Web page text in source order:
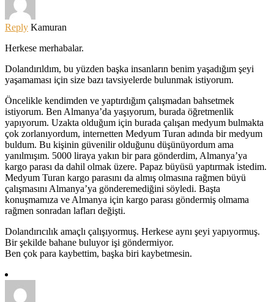
Reply Kamuran
Herkese merhabalar.
Dolandırıldım, bu yüzden başka insanların benim yaşadığım şeyi
yaşamaması için size bazı tavsiyelerde bulunmak istiyorum.
Öncelikle kendimden ve yaptırdığım çalışmadan bahsetmek
istiyorum. Ben Almanya’da yaşıyorum, burada öğretmenlik
yapıyorum. Uzakta olduğum için burada çalışan medyum bulmakta
çok zorlanıyordum, internetten Medyum Turan adında bir medyum
buldum. Bu kişinin güvenilir olduğunu düşünüyordum ama
yanılmışım. 5000 liraya yakın bir para gönderdim, Almanya’ya
kargo parası da dahil olmak üzere. Papaz büyüsü yaptırmak istedim.
Medyum Turan kargo parasını da almış olmasına rağmen büyü
çalışmasını Almanya’ya gönderemediğini söyledi. Başta
konuşmamıza ve Almanya için kargo parası göndermiş olmama
rağmen sonradan lafları değişti.
Dolandırıcılık amaçlı çalışıyormuş. Herkese aynı şeyi yapıyormuş.
Bir şekilde bahane buluyor işi göndermiyor.
Ben çok para kaybettim, başka biri kaybetmesin.